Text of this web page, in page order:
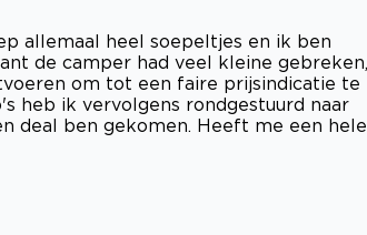
allemaal heel soepeltjes en ik ben
de camper had veel kleine gebreken,
om tot een faire prijsindicatie te
heb ik vervolgens rondgestuurd naar
deal ben gekomen. Heeft me een hele